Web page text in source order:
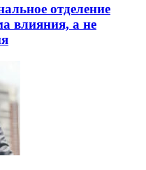
отделение
влияния, а не